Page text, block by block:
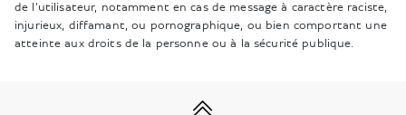
de l’utilisateur, notamment en cas de message à caractère raciste,
injurieux, diffamant, ou pornographique, ou bien comportant une
atteinte aux droits de la personne ou à la sécurité publique.